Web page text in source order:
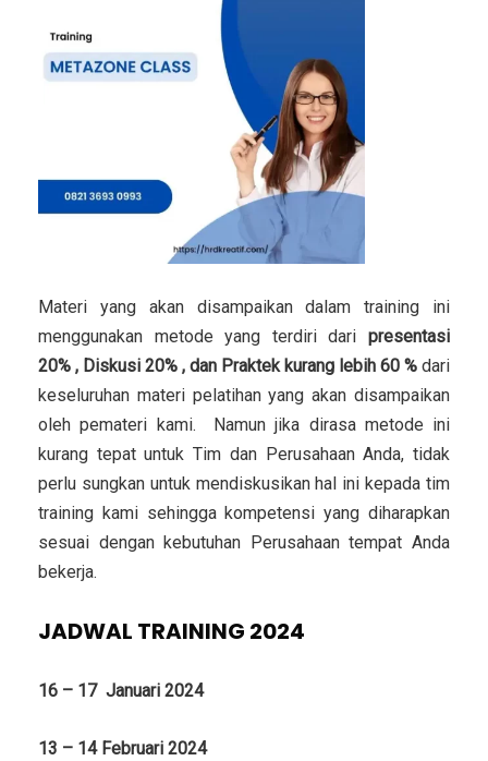
Materi yang akan disampaikan dalam training ini
menggunakan metode yang terdiri dari presentasi
20% , Diskusi 20% , dan Praktek kurang lebih 60 % dari
keseluruhan materi pelatihan yang akan disampaikan
oleh pemateri kami. Namun jika dirasa metode ini
kurang tepat untuk Tim dan Perusahaan Anda, tidak
perlu sungkan untuk mendiskusikan hal ini kepada tim
training kami sehingga kompetensi yang diharapkan
sesuai dengan kebutuhan Perusahaan tempat Anda
bekerja.
JADWAL TRAINING 2024
16 – 17 Januari 2024
13 – 14 Februari 2024